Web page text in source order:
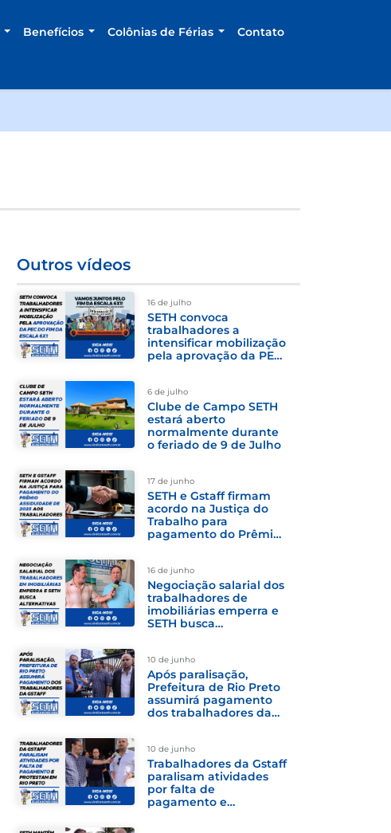
Benefícios Colônias de Férias Contato
Outros vídeos
16 de julho
SETH convoca
trabalhadores a
intensificar mobilização
pela aprovação da PEC
6 de julho
Clube de Campo SETH
estará aberto
normalmente durante
o feriado de 9 de Julho
17 de junho
SETH e Gstaff firmam
acordo na Justiça do
Trabalho para
pagamento do Prêmio
16 de junho
Negociação salarial dos
trabalhadores de
imobiliárias emperra e
SETH busca
10 de junho
Após paralisação,
Prefeitura de Rio Preto
assumirá pagamento
dos trabalhadores da
10 de junho
Trabalhadores da Gstaff
paralisam atividades
por falta de
pagamento e